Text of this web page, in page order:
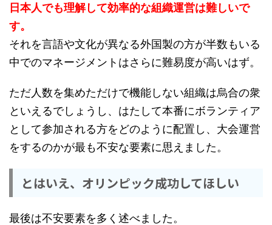
日本人でも理解して効率的な組織運営は難しいで
す。
それを言語や文化が異なる外国製の方が半数もいる
中でのマネージメントはさらに難易度が高いはず。
ただ人数を集めただけで機能しない組織は烏合の衆
といえるでしょうし、はたして本番にボランティア
として参加される方をどのように配置し、大会運営
をするのかが最も不安な要素に思えました。
とはいえ、オリンピック成功してほしい
最後は不安要素を多く述べました。